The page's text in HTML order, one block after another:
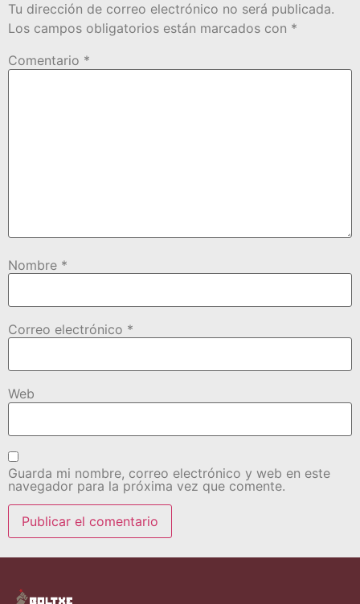
Tu dirección de correo electrónico no será publicada.
Los campos obligatorios están marcados con *
Comentario *
Nombre *
Correo electrónico *
Web
Guarda mi nombre, correo electrónico y web en este
navegador para la próxima vez que comente.